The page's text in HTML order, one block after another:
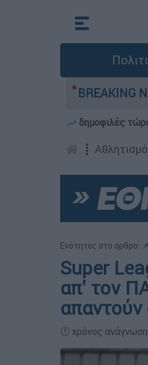
BREAKING
στην Κυψέλη: Οι
δημοφιλές
┋
Ενότητες στο άρθρο:
Super
απ' τον
απαντούν
🕛 χρόνος